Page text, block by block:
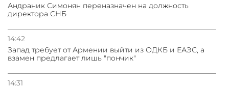
Андраник Симонян переназначен на должность
директора СНБ
14:42
Запад требует от Армении выйти из ОДКБ и ЕАЭС, а
взамен предлагает лишь "пончик"
14:31